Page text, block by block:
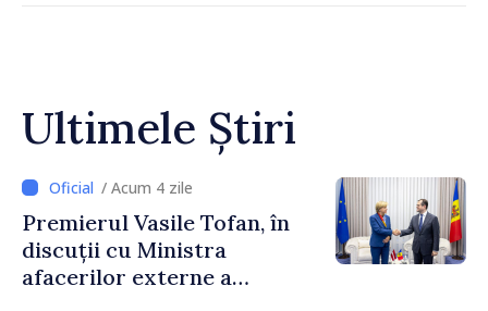
Ultimele Știri
/ Acum 4 zile
Premierul Vasile Tofan, în
discuții cu Ministra
afacerilor externe a